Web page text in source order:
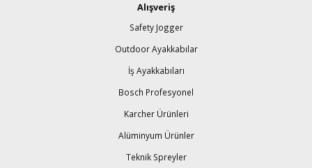
Alışveriş
Safety Jogger
Outdoor Ayakkabılar
İş Ayakkabıları
Bosch Profesyonel
Karcher Ürünleri
Alüminyum Ürünler
Teknik Spreyler